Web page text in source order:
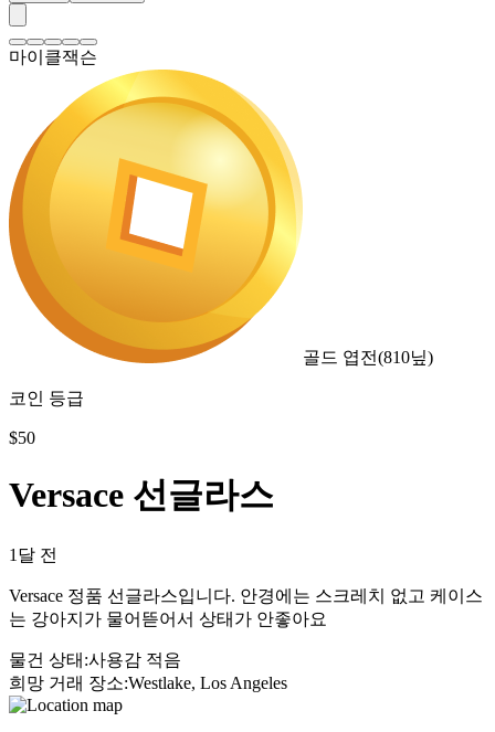
마이클잭슨
골드 엽전(810닢)
코인 등급
$50
Versace 선글라스
1달 전
Versace 정품 선글라스입니다. 안경에는 스크레치 없고 케이스
는 강아지가 물어뜯어서 상태가 안좋아요
물건 상태 :사용감 적음
희망 거래 장소:Westlake, Los Angeles